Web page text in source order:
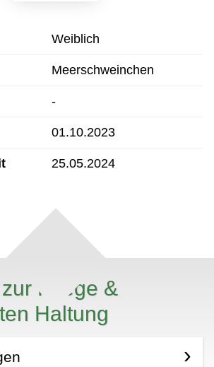
Weiblich
Meerschweinchen
-
01.10.2023
25.05.2024
Pflege &
Haltung